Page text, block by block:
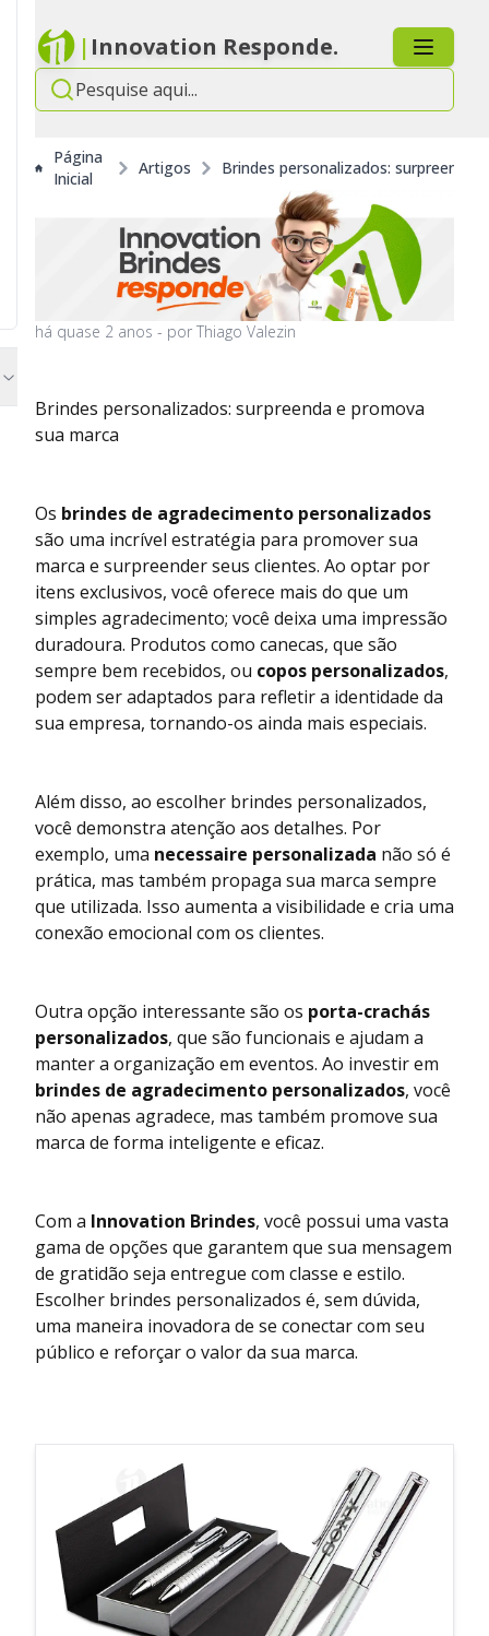
| Innovation Responde.
Página
Inicial
Artigos Brindes personalizados: surpreenda
há quase 2 anos - por Thiago Valezin
Brindes personalizados: surpreenda e promova
sua marca
Os brindes de agradecimento personalizados
são uma incrível estratégia para promover sua
marca e surpreender seus clientes. Ao optar por
itens exclusivos, você oferece mais do que um
simples agradecimento; você deixa uma impressão
duradoura. Produtos como canecas, que são
sempre bem recebidos, ou copos personalizados,
podem ser adaptados para refletir a identidade da
sua empresa, tornando-os ainda mais especiais.
Além disso, ao escolher brindes personalizados,
você demonstra atenção aos detalhes. Por
exemplo, uma necessaire personalizada não só é
prática, mas também propaga sua marca sempre
que utilizada. Isso aumenta a visibilidade e cria uma
conexão emocional com os clientes.
Outra opção interessante são os porta-crachás
personalizados, que são funcionais e ajudam a
manter a organização em eventos. Ao investir em
brindes de agradecimento personalizados, você
não apenas agradece, mas também promove sua
marca de forma inteligente e eficaz.
Com a Innovation Brindes, você possui uma vasta
gama de opções que garantem que sua mensagem
de gratidão seja entregue com classe e estilo.
Escolher brindes personalizados é, sem dúvida,
uma maneira inovadora de se conectar com seu
público e reforçar o valor da sua marca.